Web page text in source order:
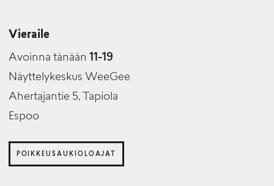
Vieraile
Avoinna tänään 11-19
Näyttelykeskus WeeGee
Ahertajantie 5, Tapiola
Espoo
POIKKEUSAUKIOLOAJAT